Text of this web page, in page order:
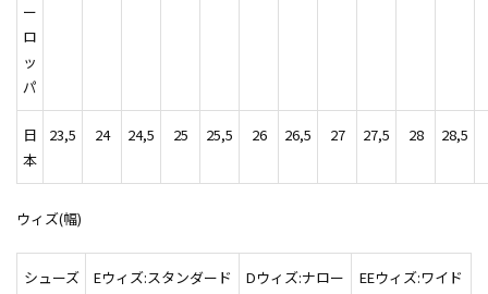
ー
ロ
ッ
パ
日
本
23,5 24 24,5 25 25,5 26 26,5 27 27,5 28 28,5
ウィズ(幅)
シューズ Eウィズ:スタンダード Dウィズ:ナロー EEウィズ:ワイド